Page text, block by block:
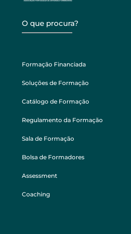
O que procura?
Formação Financiada
Soluções de Formação
Catálogo de Formação
Regulamento da Formação
Sala de Formação
Bolsa de Formadores
Assessment
Coaching